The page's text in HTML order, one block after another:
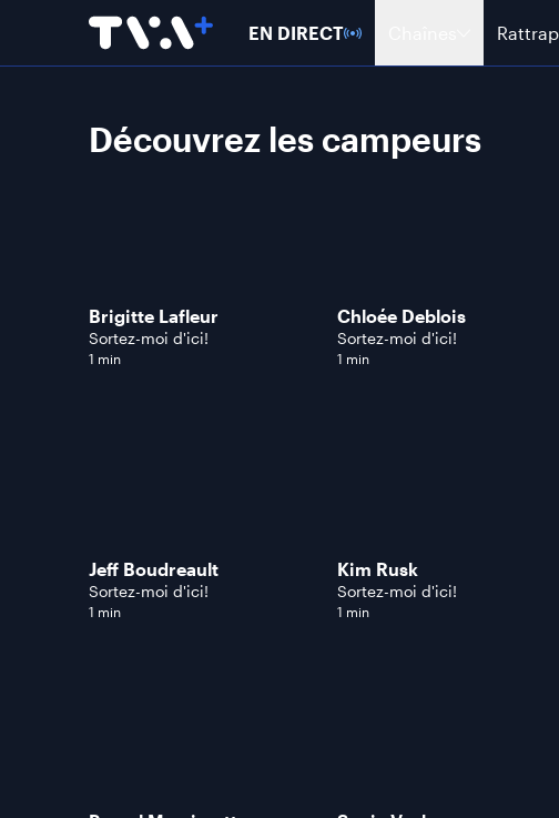
EN DIRECT
Découvrez les campeurs
Brigitte Lafleur
Sortez-moi d'ici!
1 min
Chloée Deblois
Sortez-moi d'ici!
1 min
Jeff Boudreault
Sortez-moi d'ici!
1 min
Kim Rusk
Sortez-moi d'ici!
1 min